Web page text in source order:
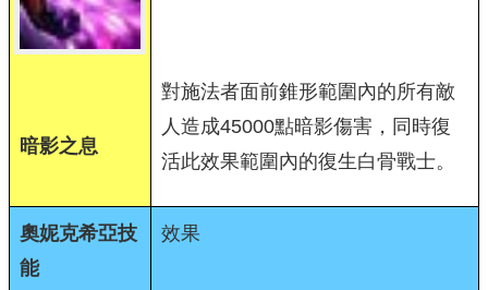
暗影之息
對施法者面前錐形範圍內的所有敵
人造成45000點暗影傷害，同時復
活此效果範圍內的復生白骨戰士。
奧妮克希亞技
能
效果